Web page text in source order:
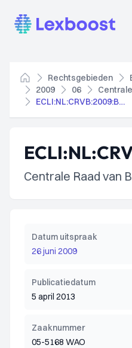
Lexboost
Home
Rechtsgebieden
2009
06
ECLI:NL:CRVB:2009:BJ1166
Centrale Raad van
Datum uitspraak
26 juni 2009
Publicatiedatum
5 april 2013
Zaaknummer
05-5168 WAO